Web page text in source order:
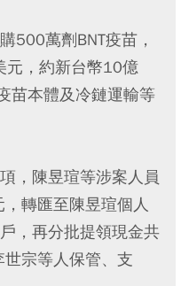
500萬劑BNT疫苗，
元，約新台幣10億
苗本體及冷鏈運輸等
，陳昱瑄等涉案人員
轉匯至陳昱瑄個人
，再分批提領現金共
宗等人保管、支